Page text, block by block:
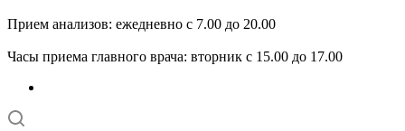
Прием анализов: ежедневно с 7.00 до 20.00
Часы приема главного врача: вторник с 15.00 до 17.00